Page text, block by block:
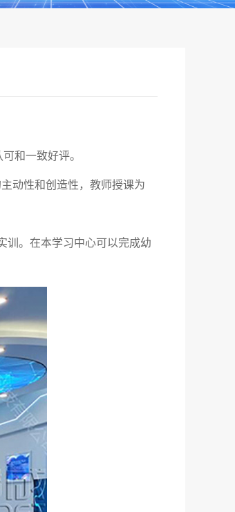
和一致好评。
动性和创造性，教师授课为
训。在本学习中心可以完成幼